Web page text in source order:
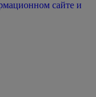
сайте и